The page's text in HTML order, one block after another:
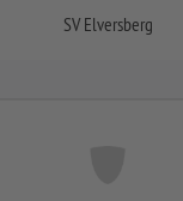
SV Elversberg